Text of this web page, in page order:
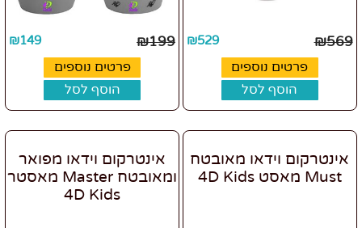
₪569
₪529
פרטים נוספים
הוסף לסל
₪199
₪149
פרטים נוספים
הוסף לסל
אינטרקום וידאו מאובטח
Must מאסט 4D Kids
אינטרקום וידאו מפואר
ומאובטח Master מאסטר
4D Kids